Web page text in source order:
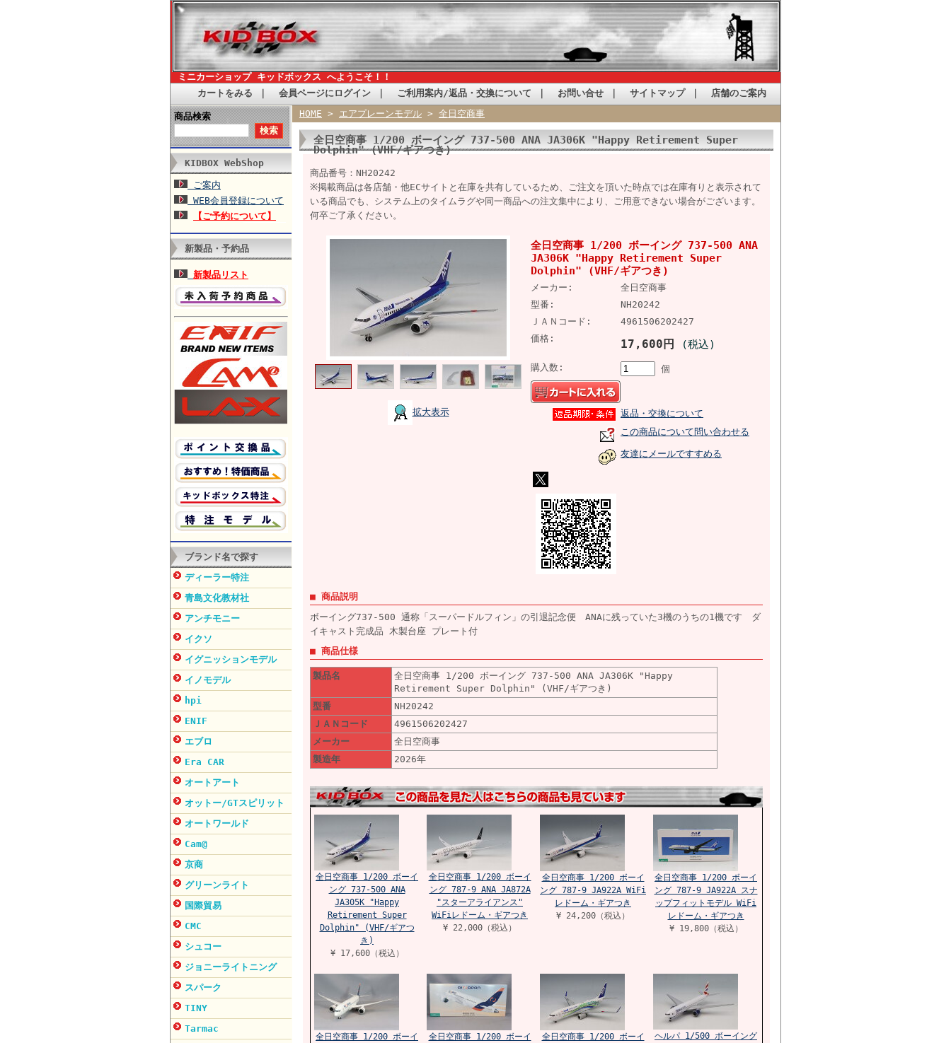
ミニカーショップ キッドボックス へようこそ！！
カートをみる
会員ページにログイン ご利用案内/返品・交換について お問い合せ サイトマップ｜ 店舗のご案内
商品検索
KIDBOX WebShop
ご案内
WEB会員登録について
【ご予約について】
新製品・予約品
新製品リスト
ブランド名で探す
ディーラー特注
青島文化教材社
アンチモニー
イクソ
イグニッションモデル
イノモデル
hpi
ENIF
エブロ
Era CAR
オートアート
オットー/GTスピリット
オートワールド
Cam@
京商
グリーンライト
国際貿易
CMC
シュコー
ジョニーライトニング
スパーク
TINY
Tarmac
HOME > エアプレーンモデル > 全日空商事
全日空商事 1/200 ボーイング 737-500 ANA JA306K "Happy Retirement Super
Dolphin" (VHF/ギアつき)
商品番号：NH20242
※掲載商品は各店舗・他ECサイトと在庫を共有しているため、ご注文を頂いた時点では在庫有りと表示されて
いる商品でも、システム上のタイムラグや同一商品への注文集中により、ご用意できない場合がございます。
何卒ご了承ください。
拡大表示
全日空商事 1/200 ボーイング 737-500 ANA
JA306K "Happy Retirement Super
Dolphin" (VHF/ギアつき)
メーカー:
全日空商事
型番:
NH20242
ＪＡＮコード:
4961506202427
価格:
17,600円 (税込)
購入数: 個
返品・交換について
この商品について問い合わせる
友達にメールですすめる
■ 商品説明
ボーイング737-500 通称「スーパードルフィン」の引退記念便 ANAに残っていた3機のうちの1機です ダ
イキャスト完成品 木製台座 プレート付
■ 商品仕様
製品名
全日空商事 1/200 ボーイング 737-500 ANA JA306K "Happy
Retirement Super Dolphin" (VHF/ギアつき)
型番
NH20242
ＪＡＮコード
4961506202427
メーカー
全日空商事
製造年
2026年
全日空商事 1/200 ボーイ
ング 737-500 ANA
JA305K "Happy
Retirement Super
Dolphin" (VHF/ギアつ
き)
¥ 17,600（税込）
全日空商事 1/200 ボーイ
ング 787-9 ANA JA872A
"スターアライアンス"
WiFiレドーム・ギアつき
¥ 22,000（税込）
全日空商事 1/200 ボーイ
ング 787-9 JA922A WiFi
レドーム・ギアつき
¥ 24,200（税込）
全日空商事 1/200 ボーイ
ング 787-9 JA922A スナ
ップフィットモデル WiFi
レドーム・ギアつき
¥ 19,800（税込）
全日空商事 1/200 ボーイ
全日空商事 1/200 ボーイ
全日空商事 1/200 ボーイ
ヘルパ 1/500 ボーイング